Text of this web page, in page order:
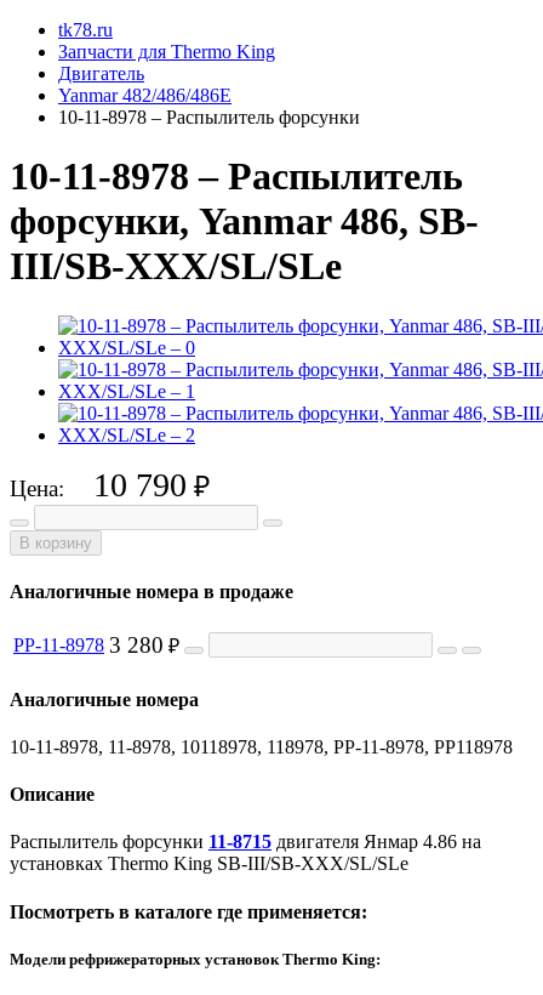
tk78.ru
Запчасти для Thermo King
Двигатель
Yanmar 482/486/486E
10-11-8978 – Распылитель форсунки
10-11-8978 – Распылитель
форсунки, Yanmar 486, SB-
III/SB-XXX/SL/SLe
Цена: 10 790 ₽
В корзину
Аналогичные номера в продаже
PP-11-8978 3 280 ₽
Аналогичные номера
10-11-8978, 11-8978, 10118978, 118978, PP-11-8978, PP118978
Описание
Распылитель форсунки 11-8715 двигателя Янмар 4.86 на
установках Thermo King SB-III/SB-XXX/SL/SLe
Посмотреть в каталоге где применяется:
Модели рефрижераторных установок Thermo King: